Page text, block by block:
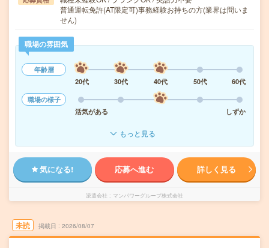
普通運転免許(AT限定可)事務経験お持ちの方(業界は問いま
せん)
職場の雰囲気
年齢層
20代
30代 40代 50代
60代
職場の様子
活気がある
しずか
もっと見る
気になる! 応募へ進む 詳しく見る
派遣会社 マンパワーグループ株式会社
未読 掲載日 2026/08/07